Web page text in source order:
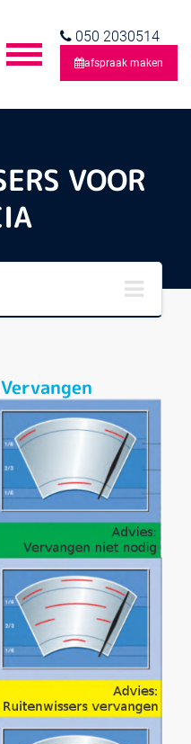
050 2030514
afspraak maken
VOOR